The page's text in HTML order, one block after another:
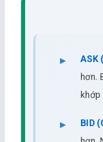
ASK
hơn.
khớp
BID